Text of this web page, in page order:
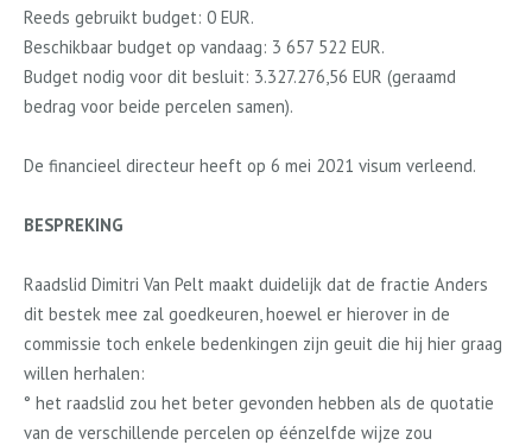
Reeds gebruikt budget: 0 EUR.
Beschikbaar budget op vandaag: 3 657 522 EUR.
Budget nodig voor dit besluit: 3.327.276,56 EUR (geraamd
bedrag voor beide percelen samen).
De financieel directeur heeft op 6 mei 2021 visum verleend.
BESPREKING
Raadslid Dimitri Van Pelt maakt duidelijk dat de fractie Anders
dit bestek mee zal goedkeuren, hoewel er hierover in de
commissie toch enkele bedenkingen zijn geuit die hij hier graag
willen herhalen:
° het raadslid zou het beter gevonden hebben als de quotatie
van de verschillende percelen op éénzelfde wijze zou